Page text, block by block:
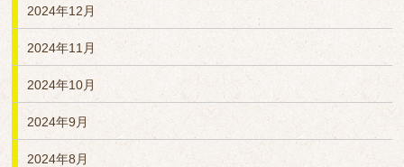
2024年12月
2024年11月
2024年10月
2024年9月
2024年8月